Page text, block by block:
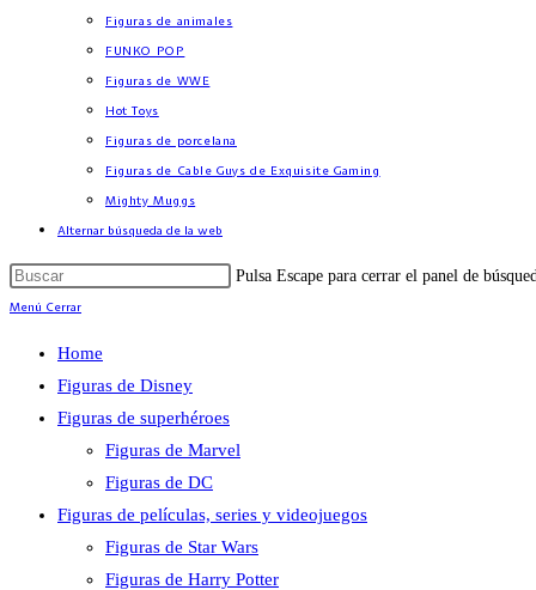
Figuras de animales
FUNKO POP
Figuras de WWE
Hot Toys
Figuras de porcelana
Figuras de Cable Guys de Exquisite Gaming
Mighty Muggs
Alternar búsqueda de la web
Pulsa Escape para cerrar el panel de
Menú Cerrar
Home
Figuras de Disney
Figuras de superhéroes
Figuras de Marvel
Figuras de DC
Figuras de películas, series y videojuegos
Figuras de Star Wars
Figuras de Harry Potter